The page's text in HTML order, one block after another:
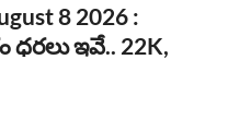
8 2026 :
ఇవే.. 22K,